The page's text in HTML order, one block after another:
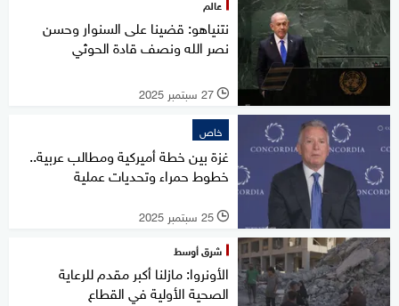
عالم
نتنياهو: قضينا على السنوار وحسن
نصر الله ونصف قادة الحوثي
l 27 سبتمبر 2025
خاص
غزة بين خطة أميركية ومطالب عربية..
خطوط حمراء وتحديات عملية
l 25 سبتمبر 2025
شرق أوسط
الأونروا: مازلنا أكبر مقدم للرعاية
الصحية الأولية في القطاع